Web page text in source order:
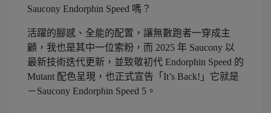
Saucony Endorphin Speed 嗎？
活躍的腳感、全能的配置，讓無數跑者一穿成主
顧，我也是其中一位索粉，而 2025 年 Saucony 以
最新技術迭代更新，並致敬初代 Endorphin Speed 的
Mutant 配色呈現，也正式宣告「It’s Back!」它就是
－Saucony Endorphin Speed 5。